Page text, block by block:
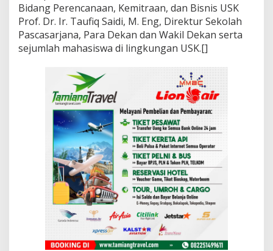
Bidang Perencanaan, Kemitraan, dan Bisnis USK
Prof. Dr. Ir. Taufiq Saidi, M. Eng, Direktur Sekolah
Pascasarjana, Para Dekan dan Wakil Dekan serta
sejumlah mahasiswa di lingkungan USK.[]